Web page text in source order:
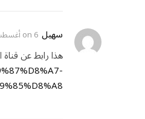
سهيل 6 أغسطس,2020 6:21 م
هذا رابط عن